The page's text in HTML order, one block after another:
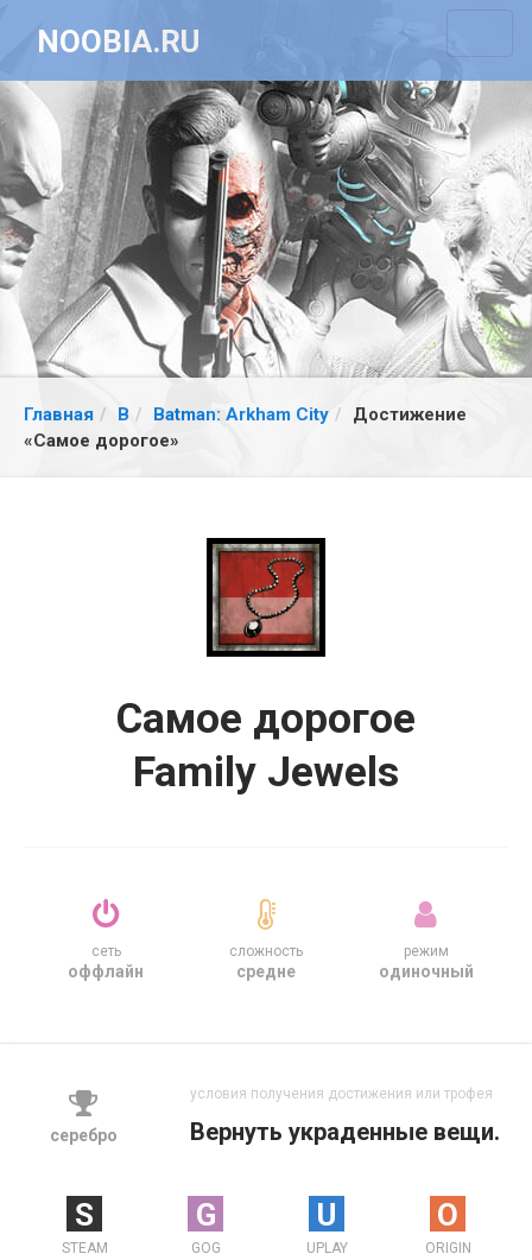
NOOBIA.RU
Главная B Batman: Arkham City
Достижение
«Самое дорогое»
Самое дорогое
Family Jewels
сеть
оффлайн
сложность
средне
режим
одиночный
серебро
условия получения достижения или трофея
Вернуть украденные вещи.
S
STEAM
G
GOG
U
UPLAY
O
ORIGIN